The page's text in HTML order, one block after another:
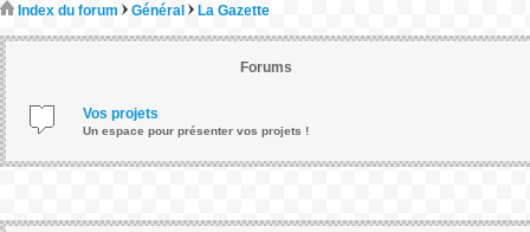
Index du forum Général La Gazette
Forums
Vos projets
Un espace pour présenter vos projets !